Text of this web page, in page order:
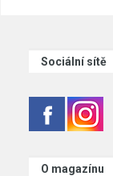
Sociální sítě
O magazínu